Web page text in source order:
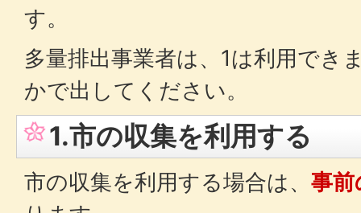
す。
多量排出事業者は、1は利用でき
かで出してください。
1.市の収集を利用する
市の収集を利用する場合は、 事前